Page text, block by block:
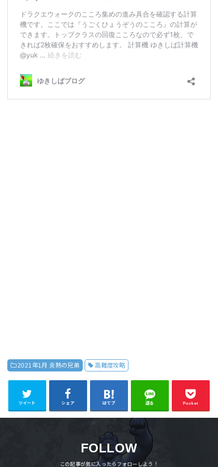
2021年1月 炎熱の兄弟 高難度攻略
ツイート シェア はてブ 送る Pocket
FOLLOW